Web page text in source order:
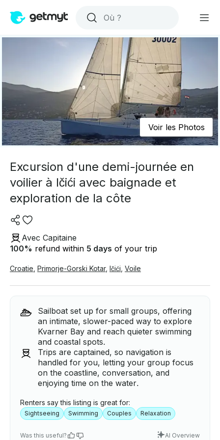
Voir les Photos
Excursion d'une demi-journée en
voilier à Ičići avec baignade et
exploration de la côte
Avec Capitaine
100% refund within 5 days of your trip
Croatie Primorje-Gorski Kotar, Ičići Voile
Sailboat set up for small groups, offering
an intimate, slower-paced way to explore
Kvarner Bay and reach quieter swimming
and coastal spots.
Trips are captained, so navigation is
handled for you, letting your group focus
on the coastline, conversation, and
enjoying time on the water.
Renters say this listing is great for:
Sightseeing Swimming Couples Relaxation
Was this useful? AI Overview